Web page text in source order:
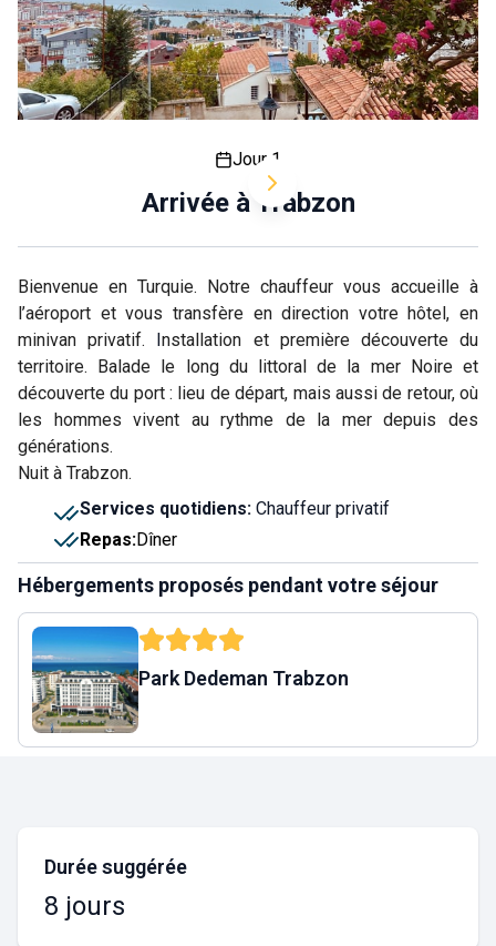
Jour 1
Arrivée à Trabzon
Bienvenue en Turquie. Notre chauffeur vous accueille à
l’aéroport et vous transfère en direction votre hôtel, en
minivan privatif. Installation et première découverte du
territoire. Balade le long du littoral de la mer Noire et
découverte du port : lieu de départ, mais aussi de retour, où
les hommes vivent au rythme de la mer depuis des
générations.
Nuit à Trabzon.
Services quotidiens: Chauffeur privatif
Repas:Dîner
Hébergements proposés pendant votre séjour
Park Dedeman Trabzon
Durée suggérée
8 jours